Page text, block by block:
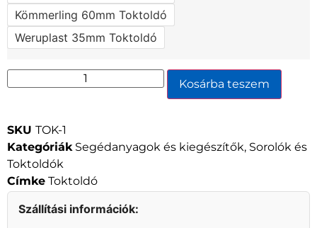
Kömmerling 60mm Toktoldó
Weruplast 35mm Toktoldó
Kosárba teszem
SKU TOK-1
Kategóriák Segédanyagok és kiegészítők, Sorolók és
Toktoldók
Címke Toktoldó
Szállítási információk: